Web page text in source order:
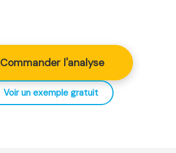
Commander l'analyse
Voir un exemple gratuit